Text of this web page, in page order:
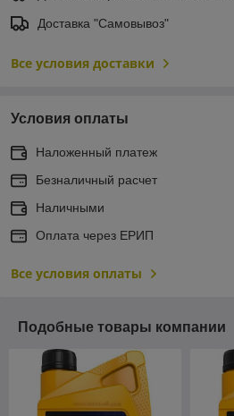
Доставка "Самовывоз"
Все условия доставки
Условия оплаты
Наложенный платеж
Безналичный расчет
Наличными
Оплата через ЕРИП
Все условия оплаты
Подобные товары компании